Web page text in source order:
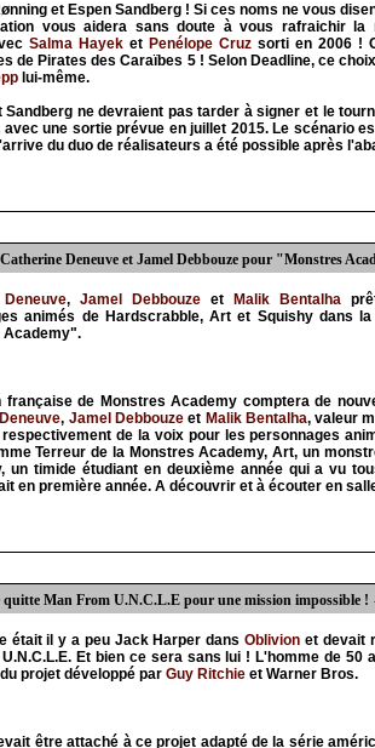
et Espen Sandberg ! Si ces noms ne vous
vous aidera sans doute à vous rafraichir
Salma Hayek et Penélope Cruz sorti en 2006 !
de Pirates des Caraïbes 5 ! Selon Deadline, ce
lui-même.
Sandberg ne devraient pas tarder à signer et le
avec une sortie prévue en juillet 2015. Le scénario
du duo de réalisateurs a été possible après
Deneuve et Jamel Debbouze pour "Monstres
, Jamel Debbouze et Malik Bentalha
animés de Hardscrabble, Art et Squishy dans
française de Monstres Academy comptera de
, Jamel Debbouzeet Malik Bentalha, valeur
de la voix pour les personnages
Terreur de la Monstres Academy, Art, un
un timide étudiant en deuxième année qui a vu
en première année. A découvrir et à écouter en
quitte Man From U.N.C.L.E pour une mission impossible !
était il y a peu Jack Harper dansOblivion et devait
U.N.C.L.E. Et bien ce sera sans lui ! L'homme de 50
projet développé par Guy Ritchie et Warner Bros.
être attaché à ce projet adapté de la série